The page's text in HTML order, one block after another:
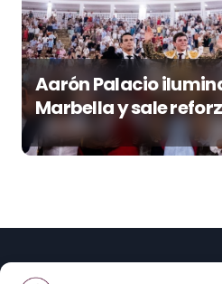
Aarón Palacio
Marbella y sale
junto a Manzanares y
Morante